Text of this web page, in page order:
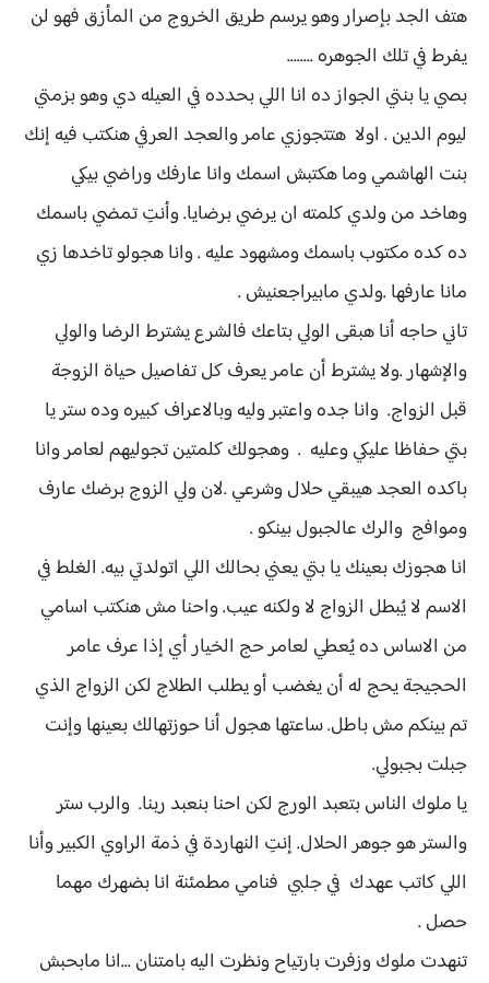
هتف الجد بإصرار وهو يرسم طريق الخروج من المأزق فهو لن
يفرط في تلك الجوهره ........
بصي يا بنتي الجواز ده انا اللي بحدده في العيله دي وهو بزمتي
ليوم الدين . اولا هتتجوزي عامر والعجد العرفي هنكتب فيه إنك
بنت الهاشمي وما هكتبش اسمك وانا عارفك وراضي بيكي
وهاخد من ولدي كلمته ان يرضي برضايا. وأنتِ تمضي باسمك
ده كده مكتوب باسمك ومشهود عليه . وانا هجولو تاخدها زي
مانا عارفها .ولدي مابيراجعنيش .
تاني حاجه أنا هبقى الولي بتاعك فالشرع يشترط الرضا والولي
والإشهار .ولا يشترط أن عامر يعرف كل تفاصيل حياة الزوجة
قبل الزواج. وانا جده واعتبر وليه وبالاعراف كبيره وده ستر يا
بتي حفاظا عليكي وعليه . وهجولك كلمتين تجوليهم لعامر وانا
باكده العجد هيبقي حلال وشرعي .لان ولي الزوج برضك عارف
وموافج والرك عالجبول بينكو .
انا هجوزك بعينك يا بتي يعني بحالك اللي اتولدتي بيه. الغلط في
الاسم لا يُبطل الزواج لا ولكنه عيب. واحنا مش هنكتب اسامي
من الاساس ده يُعطي لعامر حج الخيار أي إذا عرف عامر
الحجيجة يحج له أن يغضب أو يطلب الطلاج لكن الزواج الذي
تم بينكم مش باطل. ساعتها هجول أنا حوزتهالك بعينها وإنت
جبلت بجبولي.
يا ملوك الناس بتعبد الورج لكن احنا بنعبد ربنا. والرب ستر
والستر هو جوهر الحلال. إنتِ النهاردة في ذمة الراوي الكبير وأنا
اللي كاتب عهدك في جلبي فنامي مطمئنة انا بضهرك مهما
حصل .
تنهدت ملوك وزفرت بارتياح ونظرت اليه بامتنان ...انا مابحبش